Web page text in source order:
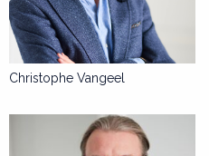
Christophe Vangeel